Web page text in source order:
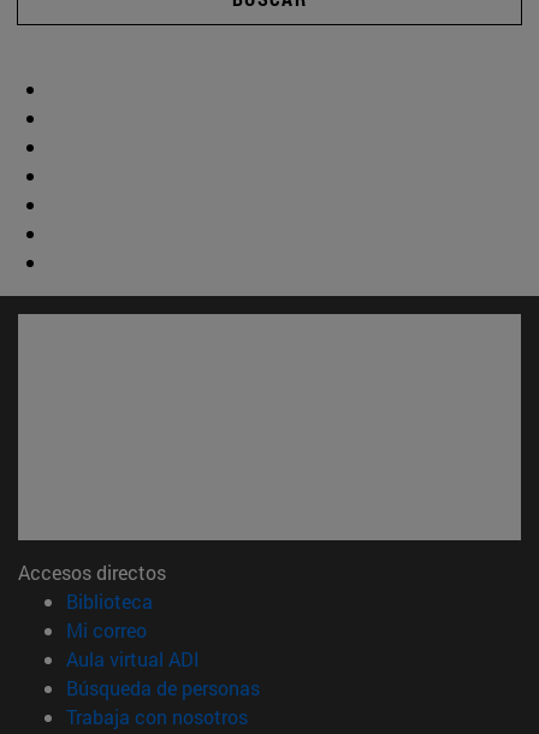
Accesos directos
Biblioteca
Mi correo(abre en nueva ventana)
Aula virtual ADI
Búsqueda de personas(abre en nueva ventana)
Trabaja con nosotros(abre en nueva ventana)